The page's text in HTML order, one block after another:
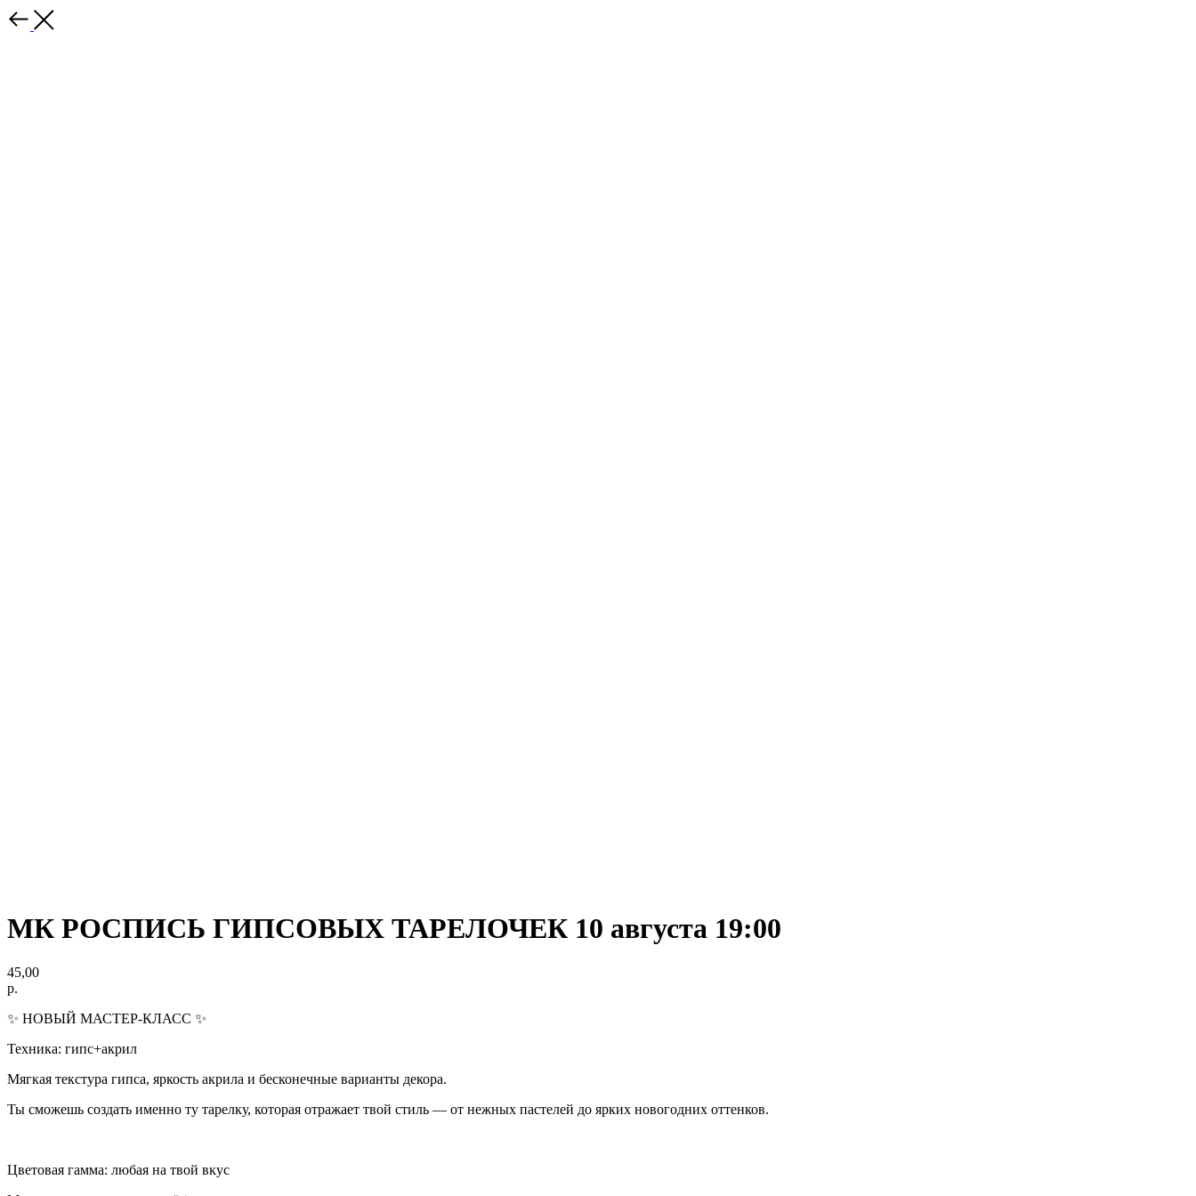
МК РОСПИСЬ ГИПСОВЫХ ТАРЕЛОЧЕК 10 августа 19:00
45,00
р.
✨ НОВЫЙ МАСТЕР-КЛАСС ✨
Техника: гипс+акрил
Мягкая текстура гипса, яркость акрила и бесконечные варианты декора.
Ты сможешь создать именно ту тарелку, которая отражает твой стиль — от нежных пастелей до ярких новогодних оттенков.
Цветовая гамма: любая на твой вкус